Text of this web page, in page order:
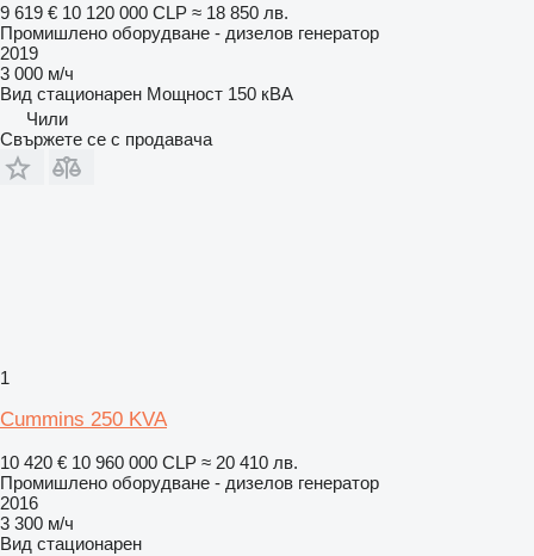
9 619 € 10 120 000 CLP ≈ 18 850 лв.
Промишлено оборудване - дизелов генератор
2019
3 000 м/ч
Вид стационарен Мощност 150 кВА
Чили
Свържете се с продавача
1
Cummins 250 KVA
10 420 € 10 960 000 CLP ≈ 20 410 лв.
Промишлено оборудване - дизелов генератор
2016
3 300 м/ч
Вид стационарен